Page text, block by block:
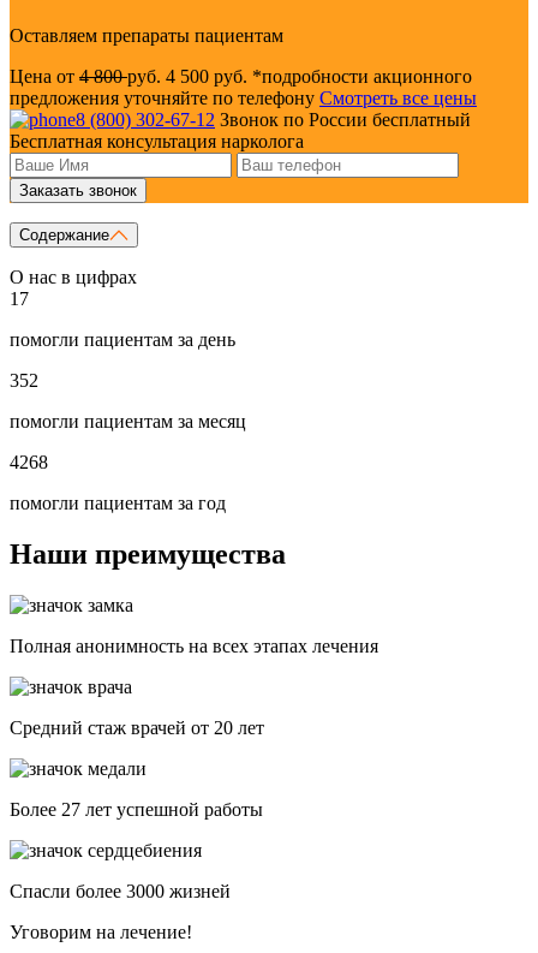
Оставляем препараты пациентам
Цена от 4 800руб. 4 500 руб. *подробности акционного
предложения уточняйте по телефону Смотреть все цены
8 (800) 302-67-12 Звонок по России бесплатный
Бесплатная консультация нарколога
Заказать звонок
Содержание
О нас в цифрах
17
помогли пациентам за день
352
помогли пациентам за месяц
4268
помогли пациентам за год
Наши преимущества
Полная анонимность на всех этапах лечения
Средний стаж врачей от 20 лет
Более 27 лет успешной работы
Спасли более 3000 жизней
Уговорим на лечение!